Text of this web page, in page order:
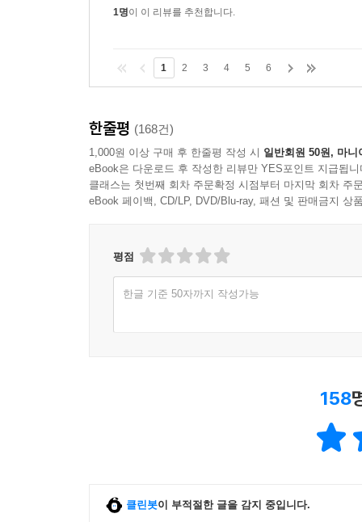
1 2 3 4 5 6
한줄평(168건)
1,000원 이상 구매 후 한줄평 작성 시 일반회원 50원, 마니
eBook은 다운로드 후 작성한 리뷰만 YES포인트 지급됩니
클래스는 첫번째 회차 주문확정 시점부터 마지막 회차 주
평점
158